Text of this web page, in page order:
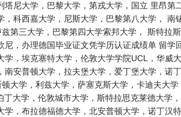
尼大学，巴黎大学，第戎大学，国立 里昂
科西嘉大学，尼斯大学，巴黎第八大学，
第三大学，巴黎第四大学索邦大学， 斯特拉
，办理德国毕业证文凭学历认证成绩单 留
，埃克塞特大学，伦敦大学学院UCL，华威
安普顿大学，拉夫堡大学，爱丁堡大学，诺
大学，利兹大学，萨塞克斯大学，卡迪夫大
大学，伦敦城市大学，斯特拉思克莱德大学
，布拉德福德大学，北安普顿大学，诺丁汉